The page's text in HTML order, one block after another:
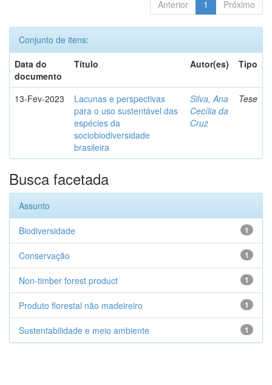
Anterior 1 Próximo
Conjunto de itens:
Data do
documento
Título Autor(es) Tipo
13-Fev-2023
Lacunas e perspectivas
para o uso sustentável das
espécies da
sociobiodiversidade
brasileira
Silva, Ana
Cecília da
Cruz
Tese
Busca facetada
Assunto
1
Biodiversidade
1
Conservação
1
Non-timber forest product
1
Produto florestal não madeireiro
1
Sustentabilidade e meio ambiente